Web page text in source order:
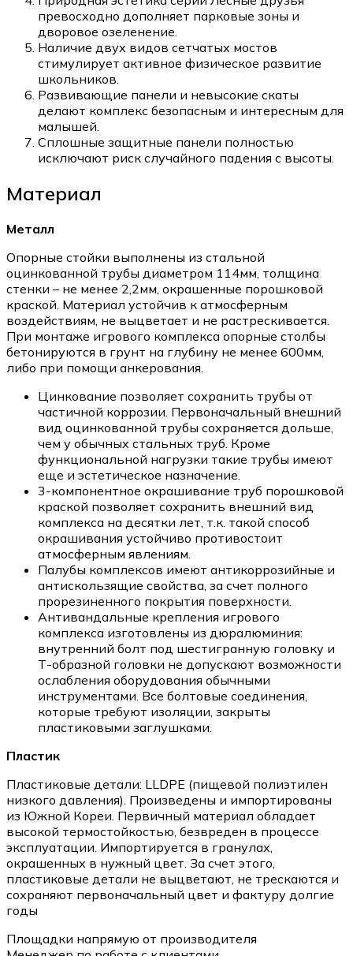
превосходно дополняет парковые зоны и
дворовое озеленение.
Наличие двух видов сетчатых мостов
стимулирует активное физическое развитие
школьников.
Развивающие панели и невысокие скаты
делают комплекс безопасным и интересным для
малышей.
Сплошные защитные панели полностью
исключают риск случайного падения с высоты.
Материал
Металл
Опорные стойки выполнены из стальной
оцинкованной трубы диаметром 114мм, толщина
стенки – не менее 2,2мм, окрашенные порошковой
краской. Материал устойчив к атмосферным
воздействиям, не выцветает и не растрескивается.
При монтаже игрового комплекса опорные столбы
бетонируются в грунт на глубину не менее 600мм,
либо при помощи анкерования.
Цинкование позволяет сохранить трубы от
частичной коррозии. Первоначальный внешний
вид оцинкованной трубы сохраняется дольше,
чем у обычных стальных труб. Кроме
функциональной нагрузки такие трубы имеют
еще и эстетическое назначение.
3-компонентное окрашивание труб порошковой
краской позволяет сохранить внешний вид
комплекса на десятки лет, т.к. такой способ
окрашивания устойчиво противостоит
атмосферным явлениям.
Палубы комплексов имеют антикоррозийные и
антискользящие свойства, за счет полного
прорезиненного покрытия поверхности.
Антивандальные крепления игрового
комплекса изготовлены из дюралюминия:
внутренний болт под шестигранную головку и
Т-образной головки не допускают возможности
ослабления оборудования обычными
инструментами. Все болтовые соединения,
которые требуют изоляции, закрыты
пластиковыми заглушками.
Пластик
Пластиковые детали: LLDPE (пищевой полиэтилен
низкого давления). Произведены и импортированы
из Южной Кореи. Первичный материал обладает
высокой термостойкостью, безвреден в процессе
эксплуатации. Импортируется в гранулах,
окрашенных в нужный цвет. За счет этого,
пластиковые детали не выцветают, не трескаются и
сохраняют первоначальный цвет и фактуру долгие
годы
Площадки напрямую от производителя